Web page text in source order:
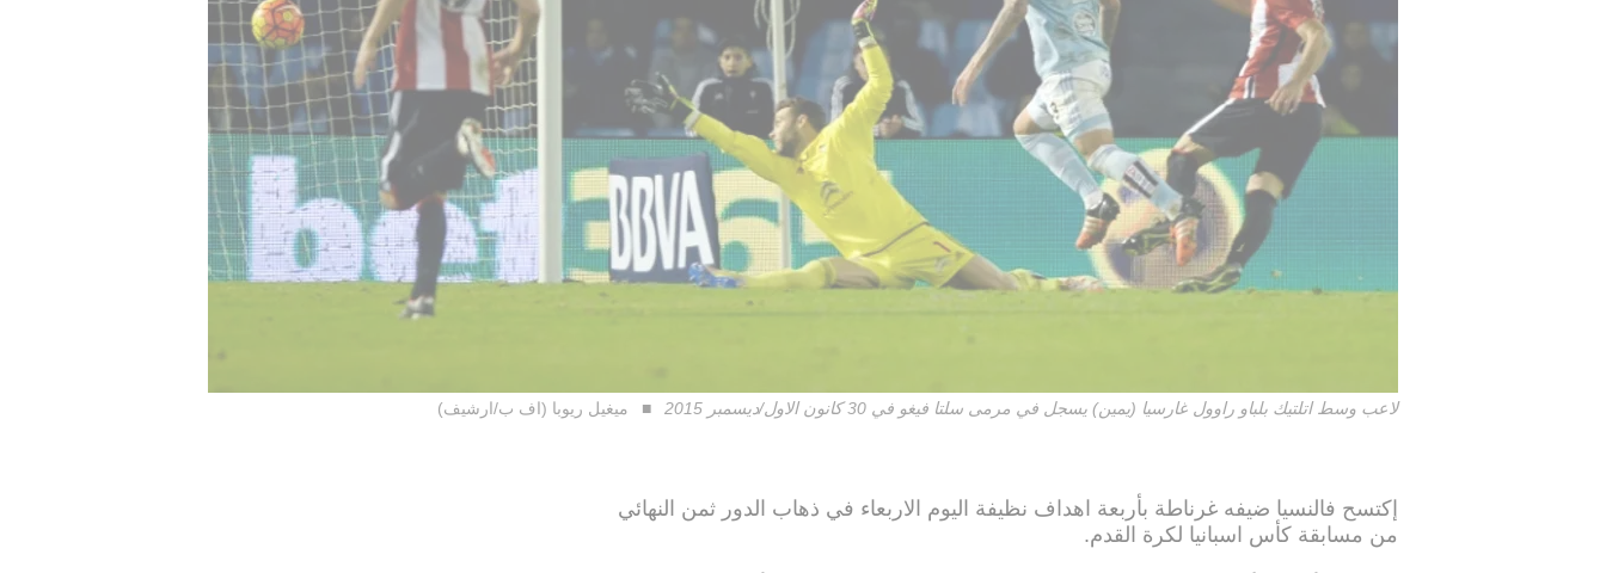
لاعب وسط اتلتيك بلباو راوول غارسيا (يمين) يسجل في مرمى سلتا فيغو في 30 كانون الاول/ديسمبر 2015 ميغيل ريوبا (اف ب/ارشيف)
إكتسح فالنسيا ضيفه غرناطة بأربعة اهداف نظيفة اليوم الاربعاء في ذهاب الدور ثمن النهائي
من مسابقة كأس اسبانيا لكرة القدم.